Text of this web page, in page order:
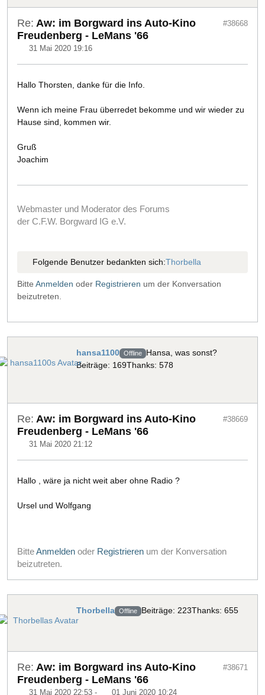
Re: Aw: im Borgward ins Auto-Kino
Freudenberg - LeMans '66
31 Mai 2020 19:16
#38668
Hallo Thorsten, danke für die Info.
Wenn ich meine Frau überredet bekomme und wir wieder zu
Hause sind, kommen wir.
Gruß
Joachim
Webmaster und Moderator des Forums
der C.F.W. Borgward IG e.V.
Folgende Benutzer bedankten sich:Thorbella
Bitte Anmelden oder Registrieren um der Konversation
beizutreten.
hansa1100 Offline Hansa, was sonst?
Beiträge: 169Thanks: 578
Re: Aw: im Borgward ins Auto-Kino
Freudenberg - LeMans '66
31 Mai 2020 21:12
#38669
Hallo , wäre ja nicht weit aber ohne Radio ?
Ursel und Wolfgang
BitteAnmelden oder Registrieren um der Konversation
beizutreten.
Thorbella Offline Beiträge: 223Thanks: 655
Re: Aw: im Borgward ins Auto-Kino
Freudenberg - LeMans '66
31 Mai 2020 22:53 - 01 Juni 2020 10:24
#38671